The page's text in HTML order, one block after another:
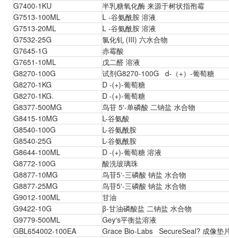
G7400-1KU
半乳糖氧化酶 来源于树状指孢霉
G7513-100ML
L -谷氨酰胺 溶液
G7513-20ML
L -谷氨酰胺 溶液
G7532-25G
氯化钆 (III) 六水合物
G7645-1G
赤霉酸
G7651-10ML
戊二醛 溶液
G8270-100G
试剂G8270-100G d-（+）-葡萄糖
G8270-1KG
D -(+)-葡萄糖
G8270-1KG.
D -(+)-葡萄糖
G8377-500MG
鸟苷 5′-单磷酸 二钠盐 水合物
G8415-10MG
L-谷氨酸
G8540-100G
L-谷氨酰胺
G8540-25G
L-谷氨酰胺
G8644-100ML
D -(+)-葡萄糖 溶液
G8772-100G
酸洗玻璃珠
G8877-10MG
鸟苷5‘-三磷酸 钠盐 水合物
G8877-25MG
鸟苷5′-三磷酸 钠盐 水合物
G9012-100ML
甘油
G9422-10G
β-甘油磷酸盐 二钠盐 水合物
G9779-500ML
Gey′s平衡盐溶液
GBL654002-100EA
Grace Bio-Labs SecureSeal? 成像垫